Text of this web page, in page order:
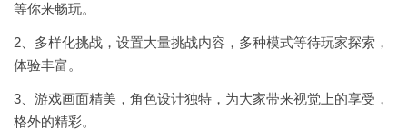
等你来畅玩。
2、多样化挑战，设置大量挑战内容，多种模式等待玩家探索，
体验丰富。
3、游戏画面精美，角色设计独特，为大家带来视觉上的享受，
格外的精彩。